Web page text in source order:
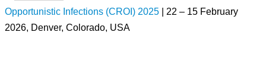
Opportunistic Infections (CROI) 2025 | 22 – 15 February
2026, Denver, Colorado, USA